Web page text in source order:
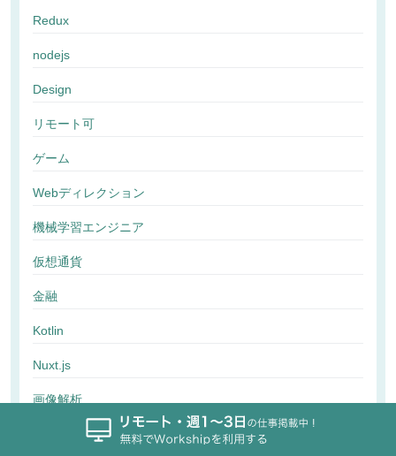
Redux
nodejs
Design
リモート可
ゲーム
Webディレクション
機械学習エンジニア
仮想通貨
金融
Kotlin
Nuxt.js
画像解析